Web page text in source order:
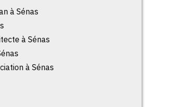
à Sénas
à Sénas
à Sénas